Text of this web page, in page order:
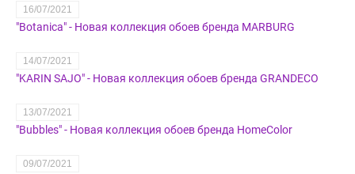
16/07/2021
"Botanica" - Новая коллекция обоев бренда MARBURG
14/07/2021
"KARIN SAJO" - Новая коллекция обоев бренда GRANDECO
13/07/2021
"Bubbles" - Новая коллекция обоев бренда HomeColor
09/07/2021